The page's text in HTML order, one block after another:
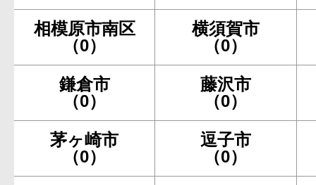
相模原市南区
（0）
横須賀市
（0）
鎌倉市
（0）
藤沢市
（0）
茅ヶ崎市
（0）
逗子市
（0）